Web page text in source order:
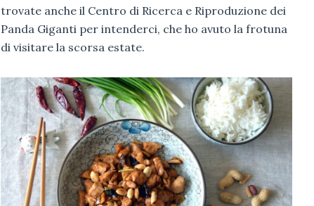
trovate anche il Centro di Ricerca e Riproduzione dei
Panda Giganti per intenderci, che ho avuto la frotuna
di visitare la scorsa estate.